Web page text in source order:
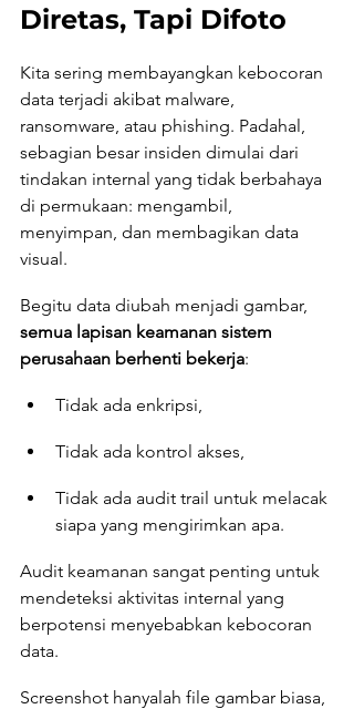
Diretas, Tapi Difoto
Kita sering membayangkan kebocoran
data terjadi akibat malware,
ransomware, atau phishing. Padahal,
sebagian besar insiden dimulai dari
tindakan internal yang tidak berbahaya
di permukaan: mengambil,
menyimpan, dan membagikan data
visual.
Begitu data diubah menjadi gambar,
semua lapisan keamanan sistem
perusahaan berhenti bekerja:
Tidak ada enkripsi,
Tidak ada kontrol akses,
Tidak ada audit trail untuk melacak
siapa yang mengirimkan apa.
Audit keamanan sangat penting untuk
mendeteksi aktivitas internal yang
berpotensi menyebabkan kebocoran
data.
Screenshot hanyalah file gambar biasa,